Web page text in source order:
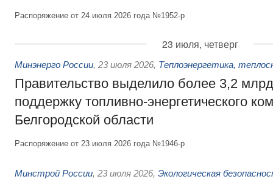
Распоряжение от 24 июля 2026 года №1952-р
23 июля, четверг
Минэнерго России, 23 июля 2026, Теплоэнергетика,
Правительство выделило более 3,2
поддержку топливно-энергетического
Белгородской области
Распоряжение от 23 июля 2026 года №1946-р
Минстрой России, 23 июля 2026, Экологическая